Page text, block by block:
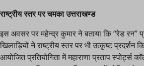
राष्ट्रीय स्तर पर चमका उत्तराखण्ड
इस अवसर पर महेन्द्र कुमार ने बताया कि ‘‘रेड रन’’
खिलाड़ियों ने राष्ट्रीय स्तर पर भी उत्कृष्ट प्रदर्शन
आयोजित प्रतियोगिता में महाराणा प्रताप